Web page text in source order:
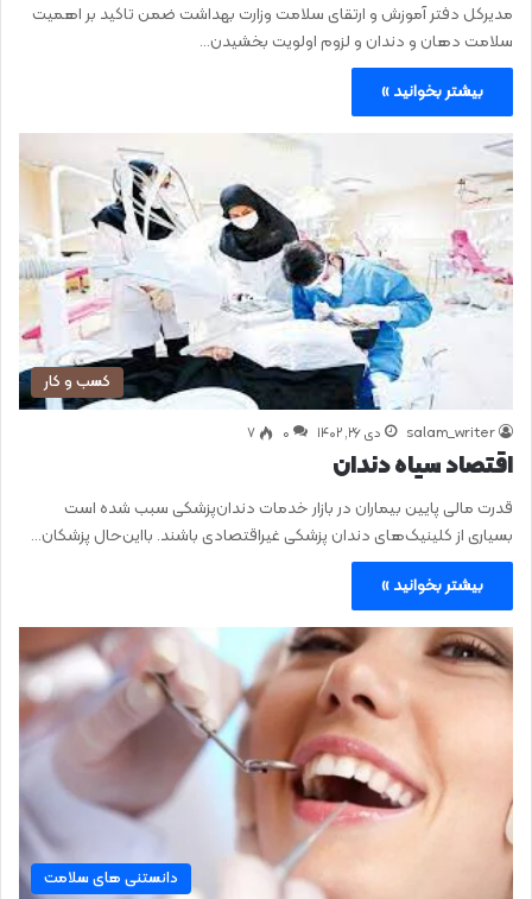
مدیرکل دفتر آموزش و ارتقای سلامت وزارت بهداشت ضمن تاکید بر اهمیت
سلامت دهان و دندان و لزوم اولویت بخشیدن…
بیشتر بخوانید »
کسب و کار
salam_writer دی ۲۶, ۱۴۰۲ 0 ۷
اقتصاد سیاه دندان
قدرت مالی پایین بیماران در بازار خدمات دندان‌پزشکی سبب شده است
بسیاری از کلینیک‌های دندان‌ پزشکی غیراقتصادی باشند. با‌این‌حال پزشکان…
بیشتر بخوانید »
دانستنی های سلامت